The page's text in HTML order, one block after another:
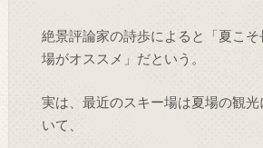
絶景評論家の詩歩によると「夏こ
場がオススメ」だという。
実は、最近のスキー場は夏場の観光
いて、